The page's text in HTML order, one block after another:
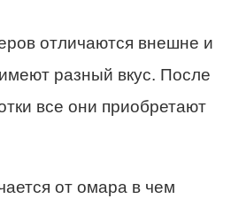
отличаются внешне и
разный вкус. После
все они приобретают